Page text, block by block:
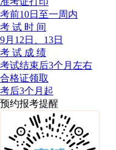
考前10日至一周内
考 试 时 间
9月12日、13日
考 试 成 绩
考试结束后3个月左右
合格证领取
考后3个月起
预约报考提醒